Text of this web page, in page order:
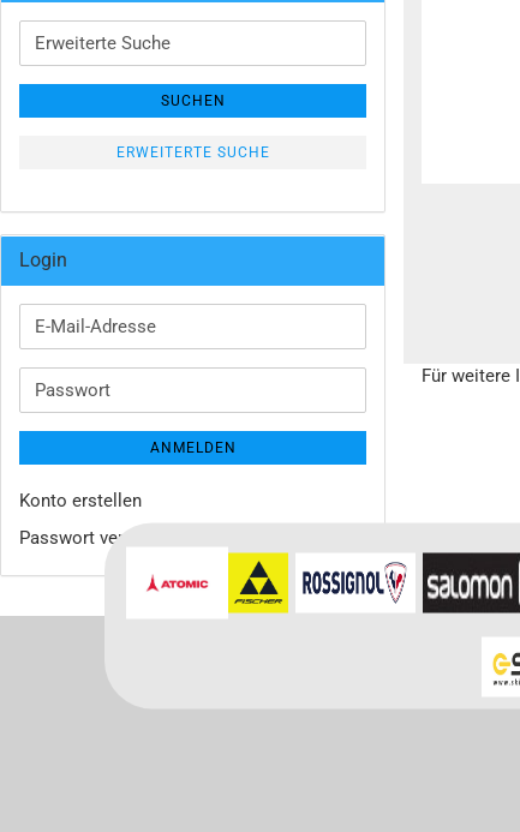
Für weitere
Erweiterte
Suche
SUCHEN
ERWEITERTE SUCHE
Login
E-
Mail-
Passwort
ANMELDEN
Konto erstellen
Passwort vergessen?